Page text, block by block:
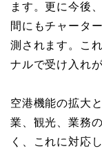
ます。更に今後
間にもチャータ
測されます。こ
ナルで受け入れ
空港機能の拡大
業、観光、業務
く、これに対応